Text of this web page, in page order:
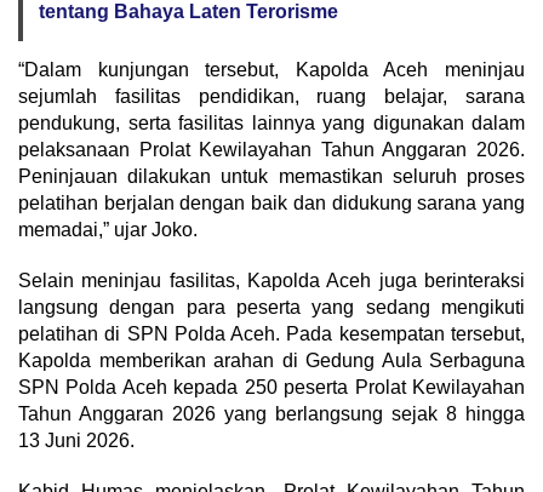
tentang Bahaya Laten Terorisme
“Dalam kunjungan tersebut, Kapolda Aceh meninjau
sejumlah fasilitas pendidikan, ruang belajar, sarana
pendukung, serta fasilitas lainnya yang digunakan dalam
pelaksanaan Prolat Kewilayahan Tahun Anggaran 2026.
Peninjauan dilakukan untuk memastikan seluruh proses
pelatihan berjalan dengan baik dan didukung sarana yang
memadai,” ujar Joko.
Selain meninjau fasilitas, Kapolda Aceh juga berinteraksi
langsung dengan para peserta yang sedang mengikuti
pelatihan di SPN Polda Aceh. Pada kesempatan tersebut,
Kapolda memberikan arahan di Gedung Aula Serbaguna
SPN Polda Aceh kepada 250 peserta Prolat Kewilayahan
Tahun Anggaran 2026 yang berlangsung sejak 8 hingga
13 Juni 2026.